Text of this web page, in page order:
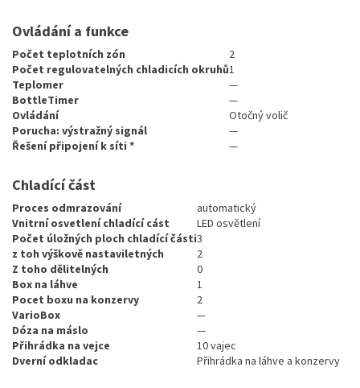
Ovládání a funkce
Počet teplotních zón
2
Počet regulovatelných chladicích okruhů1
Teplomer
—
BottleTimer
—
Ovládání
Otočný volič
Porucha: výstražný signál
—
Řešení připojení k síti *
—
Chladící část
Proces odmrazování
automatický
Vnitrní osvetlení chladící cást
LED osvětlení
Počet úložných ploch chladící části3
z toh výškově nastaviletných
2
Z toho dělitelných
0
Box na láhve
1
Pocet boxu na konzervy
2
VarioBox
—
Dóza na máslo
—
Přihrádka na vejce
10 vajec
Dverní odkladac
Přihrádka na láhve a konzervy